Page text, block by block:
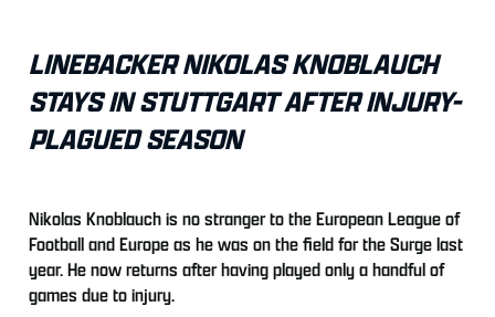
LINEBACKER NIKOLAS KNOBLAUCH
STAYS IN STUTTGART AFTER INJURY-
PLAGUED SEASON
Nikolas Knoblauch is no stranger to the European League of
Football and Europe as he was on the field for the Surge last
year. He now returns after having played only a handful of
games due to injury.